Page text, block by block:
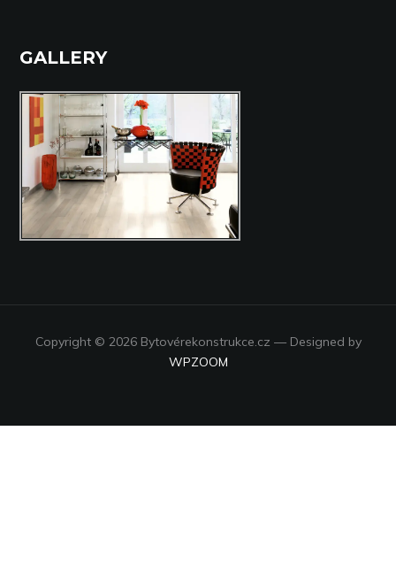
GALLERY
Copyright © 2026 Bytovérekonstrukce.cz — Designed by
WPZOOM